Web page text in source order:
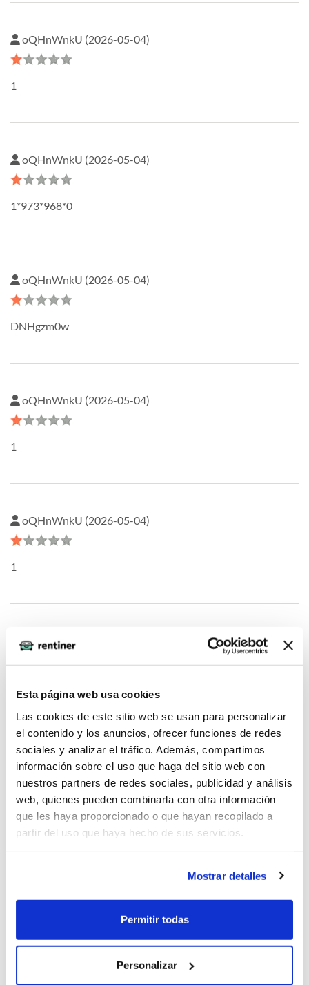
Esta página web usa cookies
Las cookies de este sitio web se usan para personalizar
el contenido y los anuncios, ofrecer funciones de redes
sociales y analizar el tráfico. Además, compartimos
información sobre el uso que haga del sitio web con
nuestros partners de redes sociales, publicidad y análisis
web, quienes pueden combinarla con otra información
que les haya proporcionado o que hayan recopilado a
partir del uso que haya hecho de sus servicios.
Mostrar detalles
Permitir todas
Personalizar
oQHnWnkU (2026-05-04)
1
oQHnWnkU (2026-05-04)
1*973*968*0
oQHnWnkU (2026-05-04)
DNHgzm0w
oQHnWnkU (2026-05-04)
1
oQHnWnkU (2026-05-04)
1
PPsQukTM (2026-05-04)
Información seguro (2026-02-04)
Falta un detalle y es que se especifique el seguro a todo
riesgo si es con franquicia o sin franquicia
Rousi (2026-01-27)
Se publica una información que no es real. Me han notificado
que esta oferta no existe ya. La he solicitado desde hace mas
de 2 semanas, con documentación enviada y en estudio, con